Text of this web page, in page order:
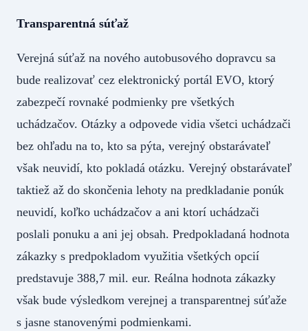
Transparentná súťaž
Verejná súťaž na nového autobusového dopravcu sa
bude realizovať cez elektronický portál EVO, ktorý
zabezpečí rovnaké podmienky pre všetkých
uchádzačov. Otázky a odpovede vidia všetci uchádzači
bez ohľadu na to, kto sa pýta, verejný obstarávateľ
však neuvidí, kto pokladá otázku. Verejný obstarávateľ
taktiež až do skončenia lehoty na predkladanie ponúk
neuvidí, koľko uchádzačov a ani ktorí uchádzači
poslali ponuku a ani jej obsah. Predpokladaná hodnota
zákazky s predpokladom využitia všetkých opcií
predstavuje 388,7 mil. eur. Reálna hodnota zákazky
však bude výsledkom verejnej a transparentnej súťaže
s jasne stanovenými podmienkami.